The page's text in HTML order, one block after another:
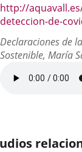
http://
deteccion-de-
Declaraciones de
Sostenible, María